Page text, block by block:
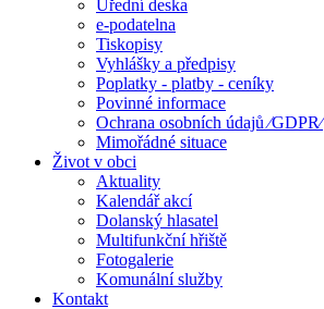
Úřední deska
e-podatelna
Tiskopisy
Vyhlášky a předpisy
Poplatky - platby - ceníky
Povinné informace
Ochrana osobních údajů ⁄GDPR⁄
Mimořádné situace
Život v obci
Aktuality
Kalendář akcí
Dolanský hlasatel
Multifunkční hřiště
Fotogalerie
Komunální služby
Kontakt